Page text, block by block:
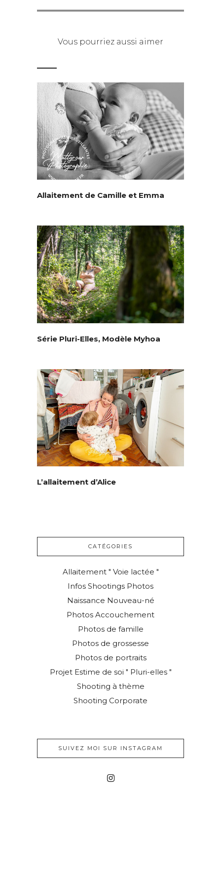
Vous pourriez aussi aimer
Allaitement de Camille et Emma
Série Pluri-Elles, Modèle Myhoa
L’allaitement d’Alice
CATÉGORIES
Allaitement " Voie lactée "
Infos Shootings Photos
Naissance Nouveau-né
Photos Accouchement
Photos de famille
Photos de grossesse
Photos de portraits
Projet Estime de soi " Pluri-elles "
Shooting à thème
Shooting Corporate
SUIVEZ MOI SUR INSTAGRAM